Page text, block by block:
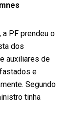
a PF prendeu o
dos
auxiliares de
e
Segundo
tinha